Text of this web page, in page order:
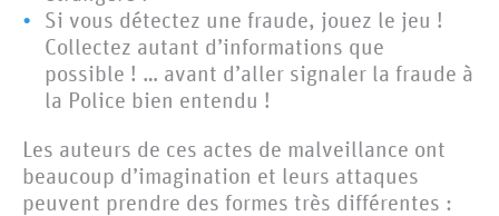
Si vous détectez une fraude, jouez le jeu !
Collectez autant d’informations que
possible ! … avant d’aller signaler la fraude à
la Police bien entendu !
Les auteurs de ces actes de malveillance ont
beaucoup d’imagination et leurs attaques
peuvent prendre des formes très différentes :